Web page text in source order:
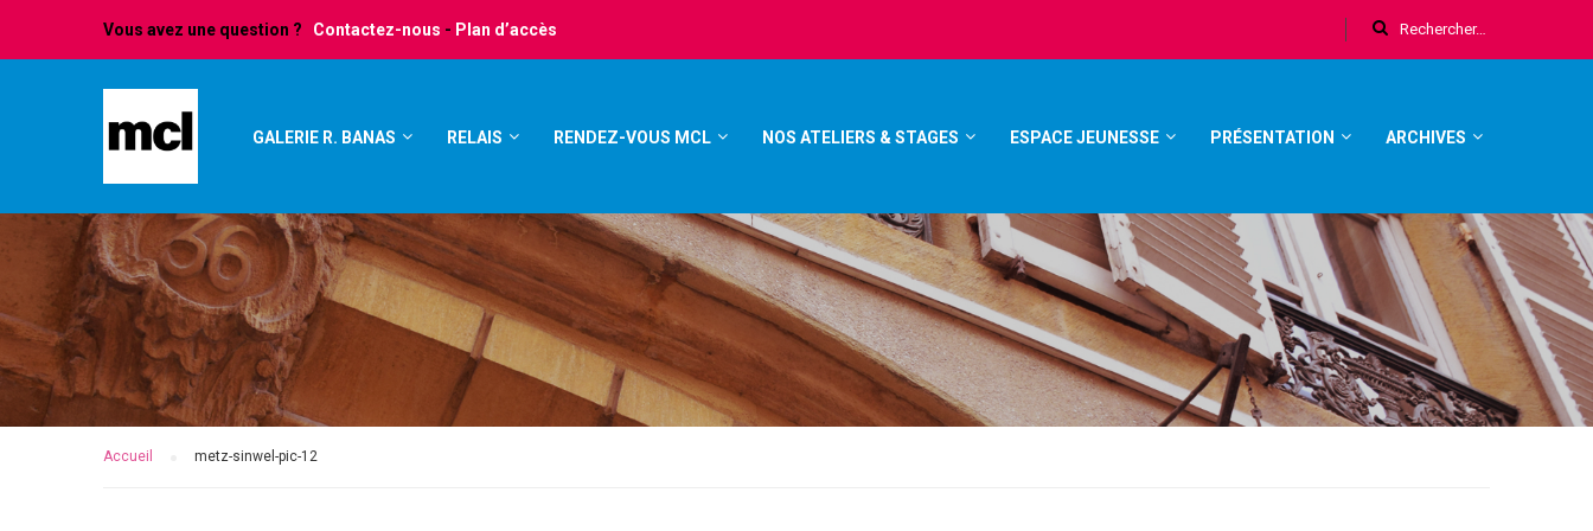
Vous avez une question ? Contactez-nous - Plan d’accès
GALERIE R. BANAS RELAIS RENDEZ-VOUS MCL NOS ATELIERS & STAGES ESPACE JEUNESSE PRÉSENTATION ARCHIVES
Accueil metz-sinwel-pic-12